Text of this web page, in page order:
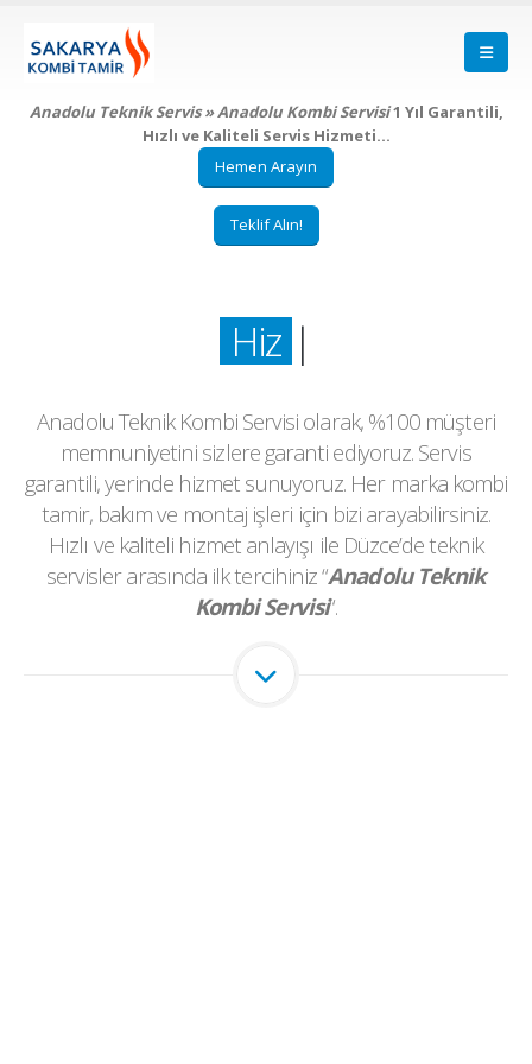
Anadolu Teknik Servis » Anadolu Kombi Servisi1 Yıl Garantili,
Hızlı ve Kaliteli Servis Hizmeti…
Hemen Arayın
Teklif Alın!
Hiz |
Anadolu Teknik Kombi Servisi olarak, %100 müşteri
memnuniyetini sizlere garanti ediyoruz. Servis
garantili, yerinde hizmet sunuyoruz. Her marka kombi
tamir, bakım ve montaj işleri için bizi arayabilirsiniz.
Hızlı ve kaliteli hizmet anlayışı ile Düzce’de teknik
servisler arasında ilk tercihiniz “Anadolu Teknik
Kombi Servisi“.